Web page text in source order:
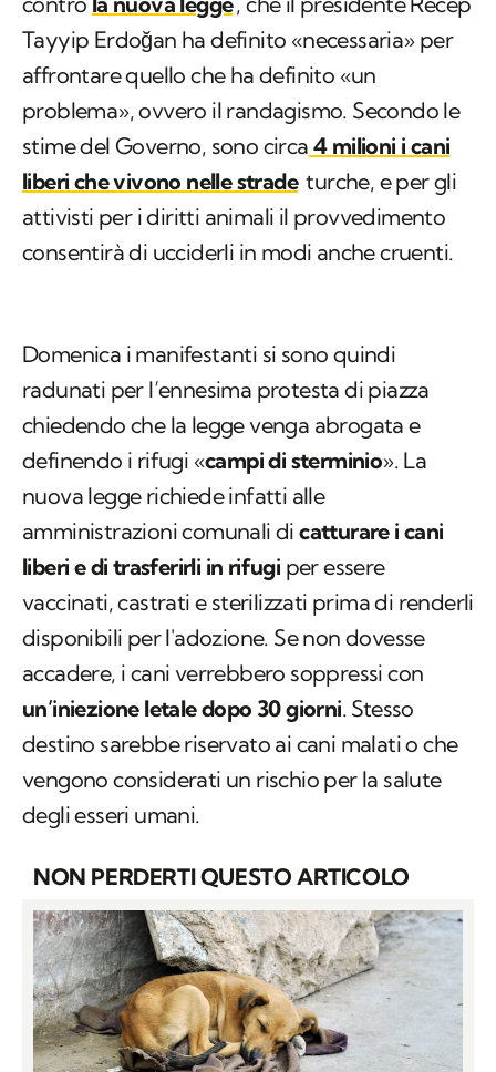
Tayyip Erdoğan ha definito «necessaria» per
affrontare quello che ha definito «un
problema», ovvero il randagismo. Secondo le
stime del Governo, sono circa 4 milioni i cani
liberi che vivono nelle strade turche, e per gli
attivisti per i diritti animali il provvedimento
consentirà di ucciderli in modi anche cruenti.
Domenica i manifestanti si sono quindi
radunati per l’ennesima protesta di piazza
chiedendo che la legge venga abrogata e
definendo i rifugi «campi di sterminio». La
nuova legge richiede infatti alle
amministrazioni comunali dicatturare i cani
liberi e di trasferirli in rifugi per essere
vaccinati, castrati e sterilizzati prima di renderli
disponibili per l'adozione. Se non dovesse
accadere, i cani verrebbero soppressi con
un’iniezione letale dopo 30 giorni. Stesso
destino sarebbe riservato ai cani malati o che
vengono considerati un rischio per la salute
degli esseri umani.
NON PERDERTI QUESTO ARTICOLO